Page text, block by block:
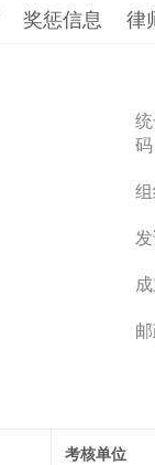
奖惩信息 律
考核单位